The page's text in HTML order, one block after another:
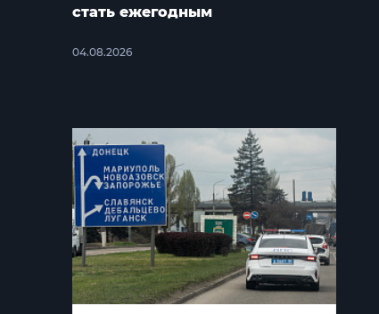
стать ежегодным
04.08.2026